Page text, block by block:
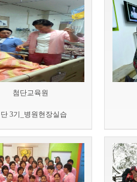
첨단교육원
3기_병원현장실습